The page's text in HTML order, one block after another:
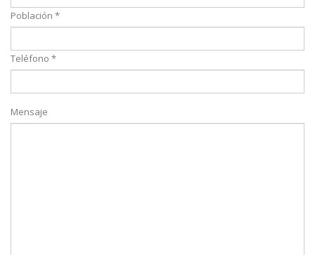
Población *
Teléfono *
Mensaje